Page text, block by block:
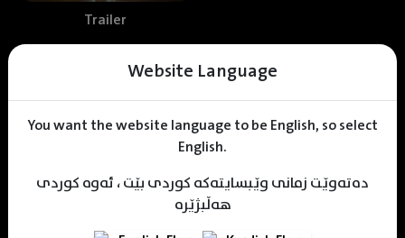
Website Language
You want the website language to be English, so select
English.
دەتەوێت زمانی وێبسایتەکە کوردی بێت ، ئەوە کوردی
هەڵبژێرە
Trailer
Designer